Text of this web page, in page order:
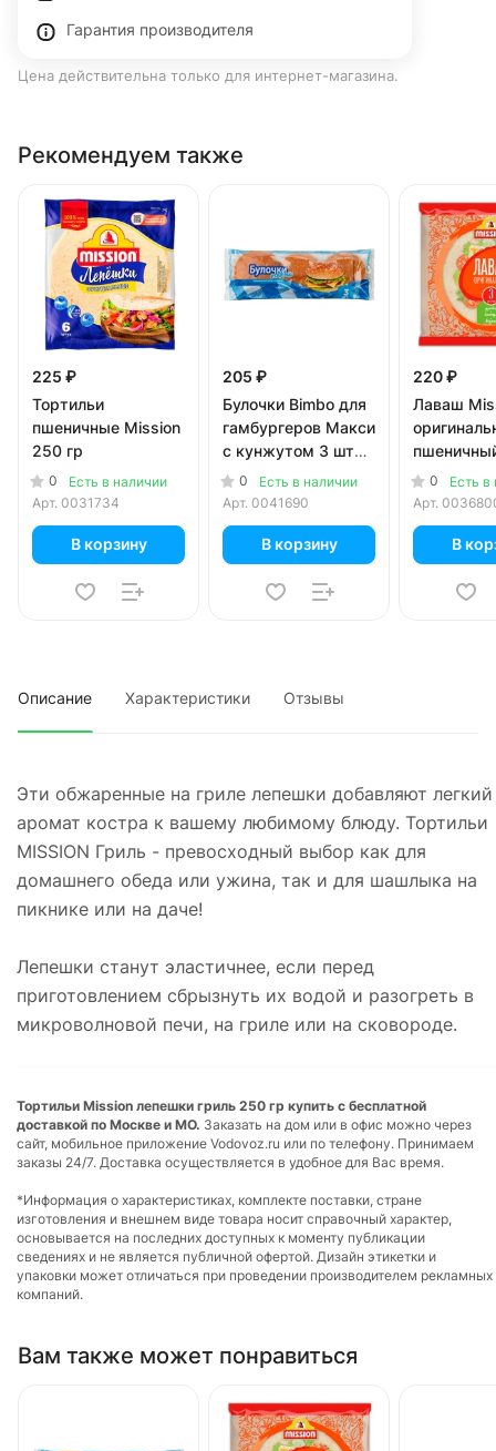
Гарантия производителя
Цена действительна только для интернет-магазина.
Рекомендуем также
225 ₽
Тортильи
пшеничные Mission
250 гр
0
Есть в наличии
Арт. 0031734
В корзину
205 ₽
Булочки Bimbo для
гамбургеров Макси
с кунжутом 3 шт
252 гр
0
Есть в наличии
Арт. 0041690
В корзину
220 ₽
Лаваш
0
Есть в
Арт.
В
Описание Характеристики Отзывы
Эти обжаренные на гриле лепешки добавляют легкий
аромат костра к вашему любимому блюду. Тортильи
MISSION Гриль - превосходный выбор как для
домашнего обеда или ужина, так и для шашлыка на
пикнике или на даче!
Лепешки станут эластичнее, если перед
приготовлением сбрызнуть их водой и разогреть в
микроволновой печи, на гриле или на сковороде.
Тортильи Mission лепешки гриль 250 гр купить с бесплатной
доставкой по Москве и МО. Заказать на дом или в офис можно через
сайт, мобильное приложение Vodovoz.ru или по телефону. Принимаем
заказы 24/7. Доставка осуществляется в удобное для Вас время.
*Информация о характеристиках, комплекте поставки, стране
изготовления и внешнем виде товара носит справочный характер,
основывается на последних доступных к моменту публикации
сведениях и не является публичной офертой. Дизайн этикетки и
упаковки может отличаться при проведении производителем рекламных
компаний.
Вам также может понравиться